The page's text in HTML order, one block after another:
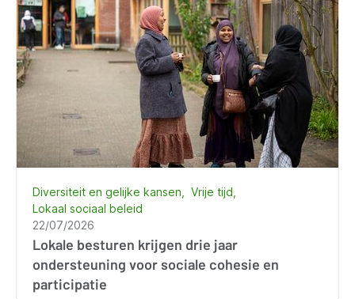
Lokale besturen krijgen drie jaar
ondersteuning voor sociale cohesie en
participatie
Diversiteit en gelijke kansen
Vrije tijd
Lokaal sociaal beleid
22/07/2026